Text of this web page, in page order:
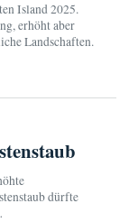
Island 2025.
erhöht aber
Landschaften.
dürfte